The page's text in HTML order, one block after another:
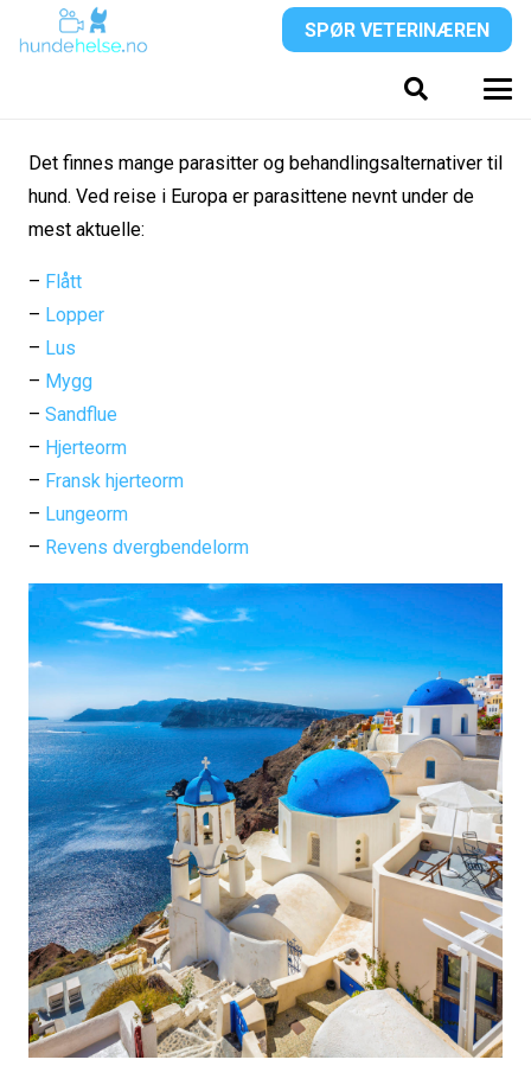
SPØR VETERINÆREN
Det finnes mange parasitter og behandlingsalternativer til
hund. Ved reise i Europa er parasittene nevnt under de
mest aktuelle:
– Flått
– Lopper
– Lus
– Mygg
– Sandflue
– Hjerteorm
– Fransk hjerteorm
– Lungeorm
– Revens dvergbendelorm